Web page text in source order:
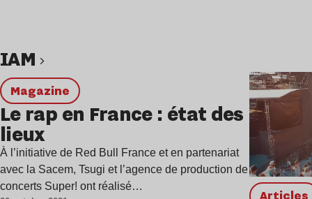
IAM
magazine
Le rap en France : état des
lieux
À l’initiative de Red Bull France et en partenariat
avec la Sacem, Tsugi et l’agence de production de
concerts Super! ont réalisé…
Articles